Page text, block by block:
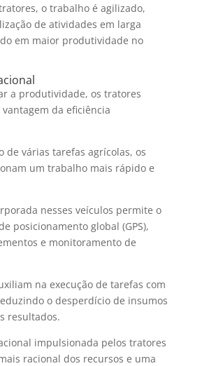
o trabalho é agilizado,
de atividades em larga
em maior produtividade no
a produtividade, os tratores
da eficiência
de várias tarefas agrícolas, os
um trabalho mais rápido e
nesses veículos permite o
posicionamento global (GPS),
e monitoramento de
na execução de tarefas com
o desperdício de insumos
resultados.
impulsionada pelos tratores
racional dos recursos e uma